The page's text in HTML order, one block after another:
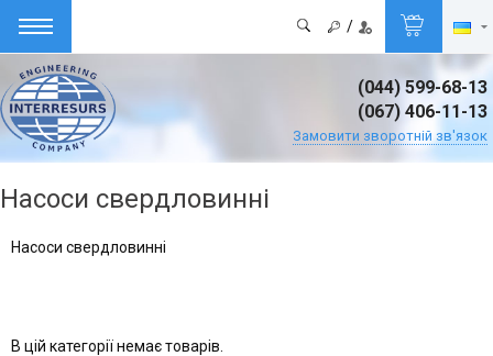
/
(044) 599-68-13
(067) 406-11-13
Замовити зворотній зв'язок
Насоси свердловинні
Насоси свердловинні
В цій категорії немає товарів.